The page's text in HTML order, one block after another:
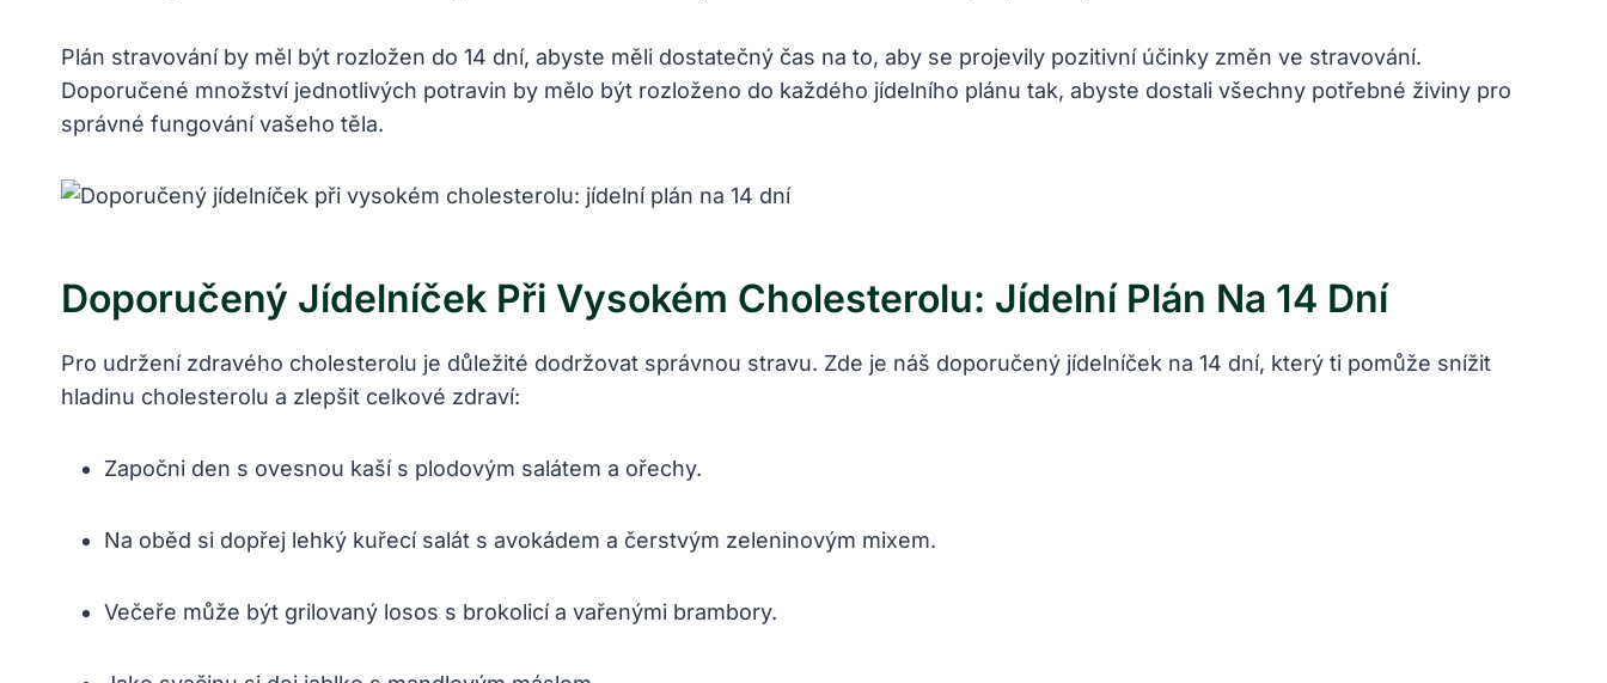
Plán stravování by měl být rozložen do 14 dní, abyste měli dostatečný čas na to, aby se projevily pozitivní účinky změn ve stravování.
Doporučené množství jednotlivých potravin by mělo být rozloženo do každého jídelního plánu tak, abyste dostali všechny potřebné živiny pro
správné fungování vašeho těla.
Doporučený Jídelníček Při Vysokém Cholesterolu: Jídelní Plán Na 14 Dní
Pro udržení zdravého cholesterolu je důležité dodržovat správnou stravu. Zde je náš doporučený jídelníček na 14 dní, který ti pomůže snížit
hladinu cholesterolu a zlepšit celkové zdraví:
Započni den s ovesnou kaší s plodovým salátem a ořechy.
Na oběd si dopřej lehký kuřecí salát s avokádem a čerstvým zeleninovým mixem.
Večeře může být grilovaný losos s brokolicí a vařenými brambory.